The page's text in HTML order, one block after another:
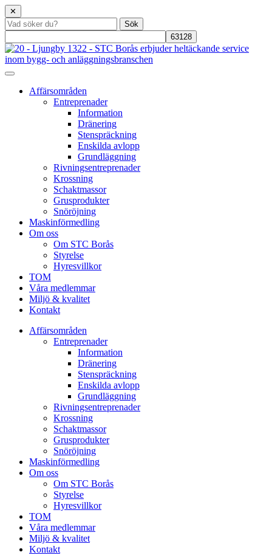
✕
Affärsområden
Entreprenader
Information
Dränering
Stenspräckning
Enskilda avlopp
Grundläggning
Rivningsentreprenader
Krossning
Schaktmassor
Grusprodukter
Snöröjning
Maskinförmedling
Om oss
Om STC Borås
Styrelse
Hyresvillkor
TOM
Våra medlemmar
Miljö & kvalitet
Kontakt
Affärsområden
Entreprenader
Information
Dränering
Stenspräckning
Enskilda avlopp
Grundläggning
Rivningsentreprenader
Krossning
Schaktmassor
Grusprodukter
Snöröjning
Maskinförmedling
Om oss
Om STC Borås
Styrelse
Hyresvillkor
TOM
Våra medlemmar
Miljö & kvalitet
Kontakt